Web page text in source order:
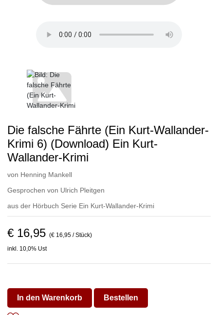
Die falsche Fährte (Ein Kurt-Wallander-
Krimi 6) (Download) Ein Kurt-
Wallander-Krimi
von Henning Mankell
Gesprochen von Ulrich Pleitgen
aus der Hörbuch Serie Ein Kurt-Wallander-Krimi
€ 16,95 (€ 16,95 / Stück)
inkl. 10,0% Ust
In den Warenkorb Bestellen